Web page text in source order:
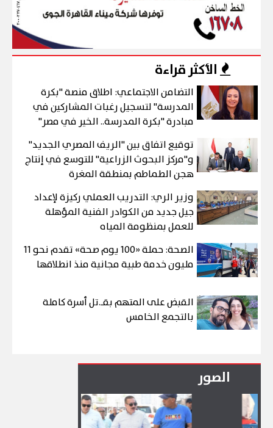
الأكثر قراءة
التضامن الاجتماعي: اطلاق منصة "بكرة
المدرسة" لتسجيل رغبات المشاركين في
مبادرة "بكرة المدرسة.. الخير في مصر"
توقيع اتفاق بين "الريف المصري الجديد"
و"مركز البحوث الزراعية" للتوسع في إنتاج
هجن الطماطم بمنطقة المغرة
وزير الري: التدريب العملي ركيزة لإعداد
جيل جديد من الكوادر الفنية المؤهلة
للعمل بمنظومة المياه
الصحة: حملة «100 يوم صحة» تقدم نحو 11
مليون خدمة طبية مجانية منذ انطلاقها
القبض على المتهم بقـ.تل أسرة كاملة
بالتجمع الخامس
الصور